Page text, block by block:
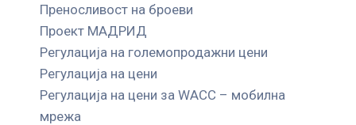
Преносливост на броеви
Проект МАДРИД
Регулација на големопродажни цени
Регулација на цени
Регулација на цени за WACC – мобилна
мрежа